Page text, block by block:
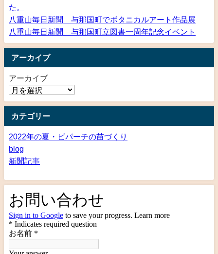
た。
八重山毎日新聞 与那国町でボタニカルアート作品展
八重山毎日新聞 与那国町立図書一周年記念イベント
アーカイブ
アーカイブ
カテゴリー
2022年の夏・ピパーチの苗づくり
blog
新聞記事